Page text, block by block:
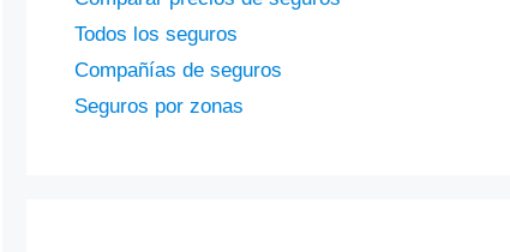
Todos los seguros
Compañías de seguros
Seguros por zonas